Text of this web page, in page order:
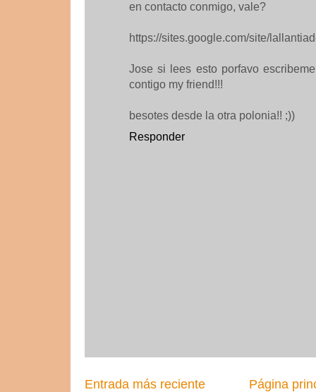
en contacto conmigo, vale?
https://sites.google.com/site/
Jose si lees esto porfavo
contigo my friend!!!
besotes desde la otra polonia!! ;))
Responder
Entrada más reciente Página